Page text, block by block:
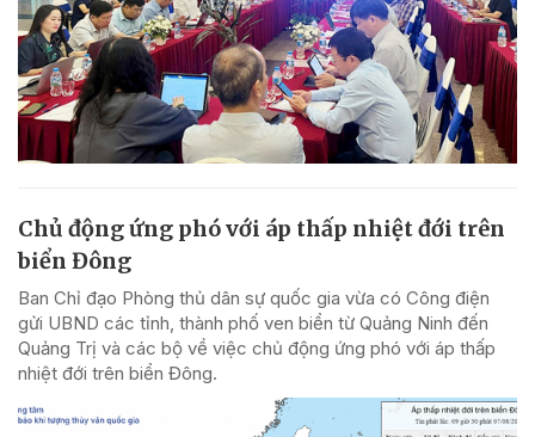
Chủ động ứng phó với áp thấp nhiệt đới trên
biển Đông
Ban Chỉ đạo Phòng thủ dân sự quốc gia vừa có Công điện
gửi UBND các tỉnh, thành phố ven biển từ Quảng Ninh đến
Quảng Trị và các bộ về việc chủ động ứng phó với áp thấp
nhiệt đới trên biển Đông.